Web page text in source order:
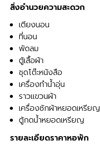
สิ่งอำนวยความสะดวก
เตียงนอน
ที่นอน
พัดลม
ตู้เสื้อผ้า
ชุดโต๊ะหนังสือ
เครื่องทำน้ำอุ่น
ราวแขวนผ้า
เครื่องซักผ้าหยอดเหรียญ
ตู้กดน้ำหยอดเหรียญ
รายละเอียดราคาหอพัก